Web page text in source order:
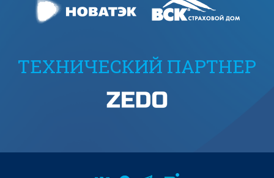
ТЕХНИЧЕСКИЙ ПАРТНЕР